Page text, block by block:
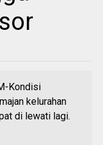
Kondisi
kelurahan
di lewati lagi.